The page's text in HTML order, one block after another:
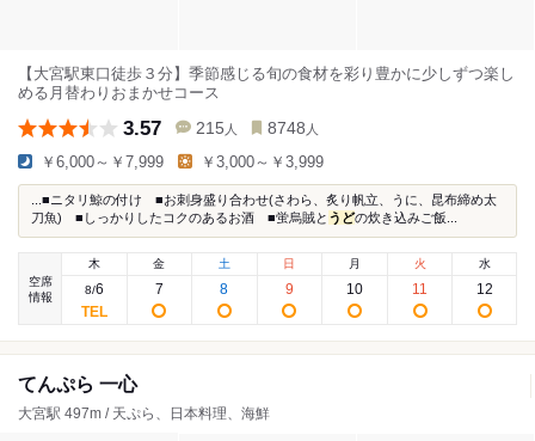
【大宮駅東口徒歩３分】季節感じる旬の食材を彩り豊かに少しずつ楽し
める月替わりおまかせコース
3.57 215 人 8748 人
￥6,000～￥7,999 ￥3,000～￥3,999
...■ニタリ鯨の付け ■お刺身盛り合わせ(さわら、炙り帆立、うに、昆布締め太
刀魚) ■しっかりしたコクのあるお酒 ■蛍烏賊と うどの炊き込みご飯...
空席
情報
木
8/6
金
7
土
8
日
9
月
10
火
11
水
12
てんぷら 一心
大宮駅 497m / 天ぷら、日本料理、海鮮